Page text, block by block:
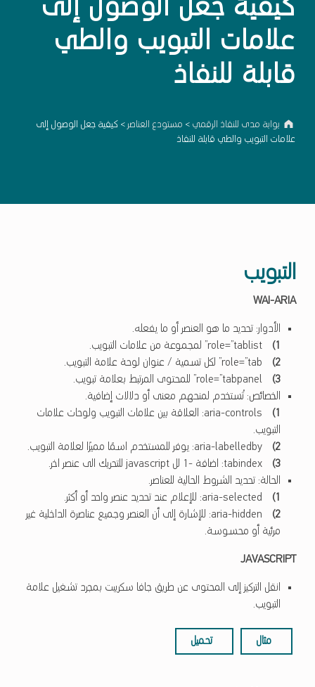
كيفية جعل الوصول إلى
علامات التبويب والطي
قابلة للنفاذ
بوابة مدى للنفاذ الرقمي > مستودع العناصر > كيفية جعل الوصول إلى
علامات التبويب والطي قابلة للنفاذ
التبويب
WAI-ARIA
الأدوار: تحديد ما هو العنصر أو ما يفعله.
role=”tablist” لمجموعة من علامات التبويب.
role=”tab” لكل تسمية / عنوان لوحة علامة التبويب.
role=”tabpanel” للمحتوى المرتبط بعلامة تبويب.
الخصائص: تُستخدم لمنحهم معنى أو دلالات إضافية.
aria-controls: العلاقة بين علامات التبويب ولوحات علامات
التبويب.
aria-labelledby: يوفر للمستخدم اسمًا مميزًا لعلامة التبويب.
tabindex: اضافة -1 لل javascript للتحريك الى عنصر اخر.
الحالة: تحديد الشروط الحالية للعناصر.
aria-selected: للإعلام عند تحديد عنصر واحد أو أكثر.
aria-hidden: للإشارة إلى أن العنصر وجميع عناصرة الداخلية غير
مرئية أو محسوسة.
JAVASCRIPT
انقل التركيز إلى المحتوى عن طريق جافا سكريبت بمجرد تشغيل علامة
التبويب.
مثال تحميل